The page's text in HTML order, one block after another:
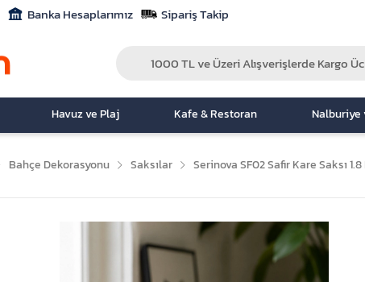
Banka Hesaplarımız Sipariş Takip
Havuz ve Plaj Kafe & Restoran Nalburiye
Bahçe Dekorasyonu Saksılar Serinova SF02 Safir Kare Saksı 1.8